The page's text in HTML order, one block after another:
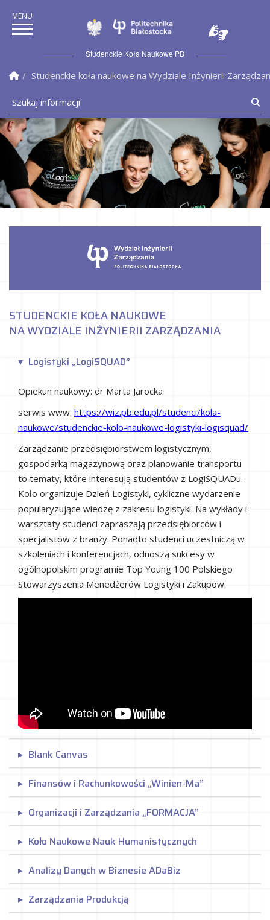
Politechnika
Studenckie Koła Naukowe PB
Strona Główna
Studenckie koła naukowe na Wydziale Inżynierii
Szukaj informacji
STUDENCKIE KOŁA NAUKOWE
NA WYDZIALE INŻYNIERII ZARZĄDZANIA
Logistyki „LogiSQUAD”
Opiekun naukowy: dr Marta Jarocka
serwis www: https://wiz.pb.edu.pl/studenci/kola-
naukowe/studenckie-kolo-naukowe-logistyki-logisquad/
Zarządzanie przedsiębiorstwem logistycznym,
gospodarką magazynową oraz planowanie transportu
to tematy, które interesują studentów z LogiSQUADu.
Koło organizuje Dzień Logistyki, cykliczne wydarzenie
popularyzujące wiedzę z zakresu logistyki. Na wykłady i
warsztaty studenci zapraszają przedsiębiorców i
specjalistów z branży. Ponadto studenci uczestniczą w
szkoleniach i konferencjach, odnoszą sukcesy w
ogólnopolskim programie Top Young 100 Polskiego
Stowarzyszenia Menedżerów Logistyki i Zakupów.
Blank Canvas
Finansów i Rachunkowości „Winien-Ma”
Organizacji i Zarządzania „FORMACJA”
Koło Naukowe Nauk Humanistycznych
Analizy Danych w Biznesie ADaBiz
Zarządzania Produkcją